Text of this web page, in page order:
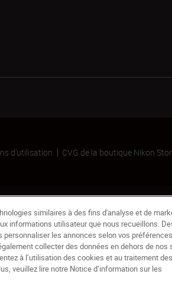
d’utilisation CVG de la boutique Nikon
similaires à des fins d'analyse et de
informations utilisateur que nous recueillons.
les annonces selon vos
collecter des données en dehors de nos
à l’utilisation des cookies et au traitement des
veuillez lire notre Notice d’information sur les